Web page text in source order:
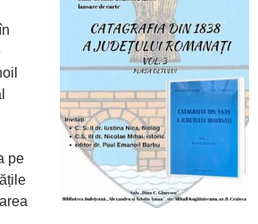
pe